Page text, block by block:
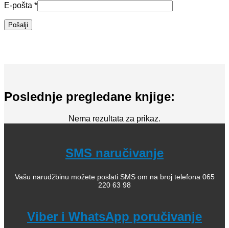
E-pošta *
Poslednje pregledane knjige:
Nema rezultata za prikaz.
SMS naručivanje
Vašu narudžbinu možete poslati SMS om na broj telefona 065
220 63 98
Viber i WhatsApp poručivanje